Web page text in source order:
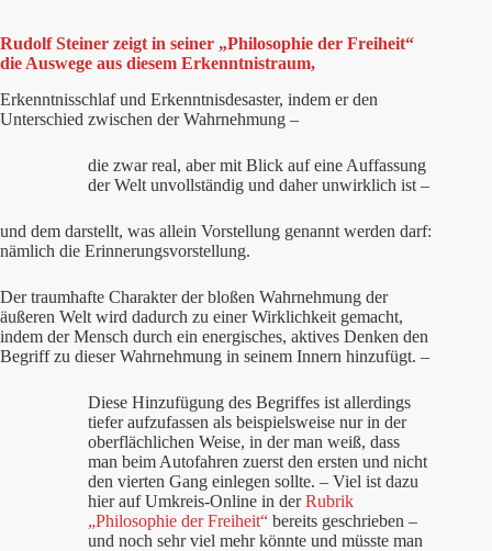
Rudolf Steiner zeigt in seiner „Philosophie der Freiheit“
die Auswege aus diesem Erkenntnistraum,
Erkenntnisschlaf und Erkenntnisdesaster, indem er den
Unterschied zwischen der Wahrnehmung –
die zwar real, aber mit Blick auf eine Auffassung
der Welt unvollständig und daher unwirklich ist –
und dem darstellt, was allein Vorstellung genannt werden darf:
nämlich die Erinnerungsvorstellung.
Der traumhafte Charakter der bloßen Wahrnehmung der
äußeren Welt wird dadurch zu einer Wirklichkeit gemacht,
indem der Mensch durch ein energisches, aktives Denken den
Begriff zu dieser Wahrnehmung in seinem Innern hinzufügt. –
Diese Hinzufügung des Begriffes ist allerdings
tiefer aufzufassen als beispielsweise nur in der
oberflächlichen Weise, in der man weiß, dass
man beim Autofahren zuerst den ersten und nicht
den vierten Gang einlegen sollte. – Viel ist dazu
hier auf Umkreis-Online in derRubrik
„Philosophie der Freiheit“ bereits geschrieben –
und noch sehr viel mehr könnte und müsste man